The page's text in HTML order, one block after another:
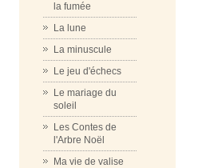
la fumée
La lune
La minuscule
Le jeu d'échecs
Le mariage du
soleil
Les Contes de
l'Arbre Noël
Ma vie de valise